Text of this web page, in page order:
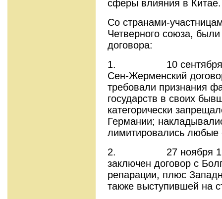
сферы влияния в Китае.
Со странами-
Четверного союза,
договора:
1. 10 сентября
Сен-Жерменский
требовали признания
государств в своих
категорически
Германии;
лимитировались любые
2. 27 ноября 1919
заключен договор с
репарации, плюс
также выступившей на